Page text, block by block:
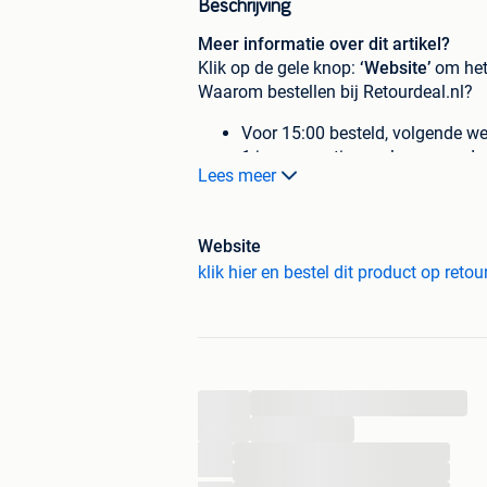
Beschrijving
Meer informatie over dit artikel?
Klik op de gele knop: ‘Website’ om
Waarom bestellen bij Retourdeal.nl?
Voor 15:00 besteld, volgende
1 jaar garantie op al onze
30 dagen bedenktijd.
Gratis verzending vanaf €60.
Lees meer
Website
klik hier en bestel dit product op